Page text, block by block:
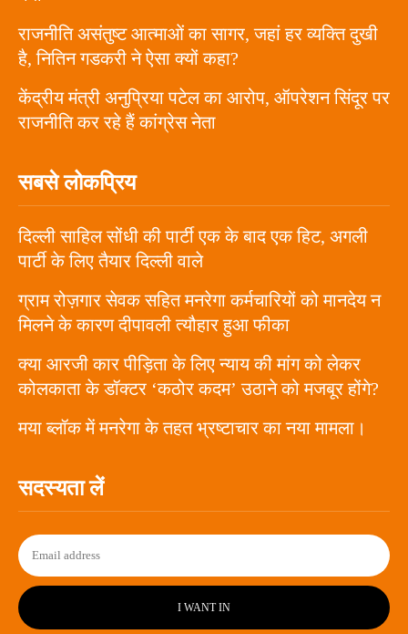
राजनीति असंतुष्ट आत्माओं का सागर, जहां हर व्यक्ति दुखी
है, नितिन गडकरी ने ऐसा क्यों कहा?
केंद्रीय मंत्री अनुप्रिया पटेल का आरोप, ऑपरेशन सिंदूर पर
राजनीति कर रहे हैं कांग्रेस नेता
सबसे लोकप्रिय
दिल्ली साहिल सोंधी की पार्टी एक के बाद एक हिट, अगली
पार्टी के लिए तैयार दिल्ली वाले
ग्राम रोज़गार सेवक सहित मनरेगा कर्मचारियों को मानदेय न
मिलने के कारण दीपावली त्यौहार हुआ फीका
क्या आरजी कार पीड़िता के लिए न्याय की मांग को लेकर
कोलकाता के डॉक्टर ‘कठोर कदम’ उठाने को मजबूर होंगे?
मया ब्लॉक में मनरेगा के तहत भ्रष्टाचार का नया मामला।
सदस्यता लें
I WANT IN